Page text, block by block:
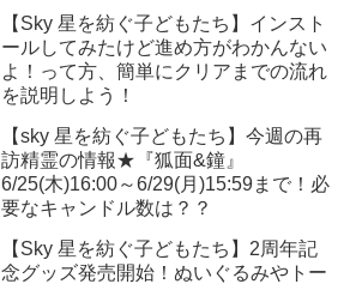
【Sky 星を紡ぐ子どもたち】インスト
ールしてみたけど進め方がわかんない
よ！って方、簡単にクリアまでの流れ
を説明しよう！
【sky 星を紡ぐ子どもたち】今週の再
訪精霊の情報★『狐面&鐘』
6/25(木)16:00～6/29(月)15:59まで！必
要なキャンドル数は？？
【Sky 星を紡ぐ子どもたち】2周年記
念グッズ発売開始！ぬいぐるみやトー